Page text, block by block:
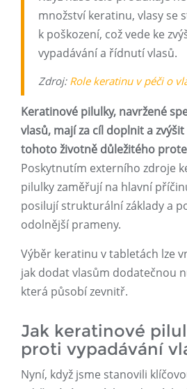
množství keratinu, vlasy se
k poškození, což vede ke
vypadávání a řídnutí vlasů.
Zdroj: Role keratinu v péči o
Keratinové pilulky, navržené
vlasů, mají za cíl doplnit a
tohoto životně důležitého
Poskytnutím externího zdroje
pilulky zaměřují na hlavní
posilují strukturální základy a
odolnější prameny.
Výběr keratinu v tabletách lze
jak dodat vlasům dodatečnou
která působí zevnitř.
Jak keratinové
proti vypadávání
Nyní, když jsme stanovili